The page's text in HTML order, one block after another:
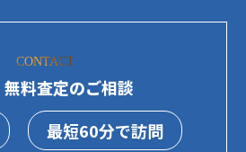
CONTACT
料査定のご相談
最短60分で訪問